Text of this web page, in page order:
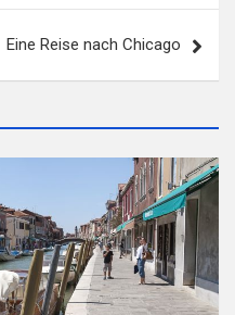
Eine Reise nach Chicago